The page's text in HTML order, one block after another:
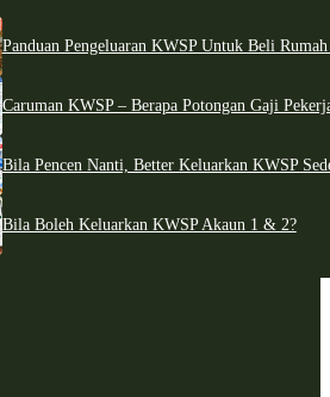
Panduan Pengeluaran KWSP Untuk Beli
Caruman KWSP – Berapa Potongan Gaji
Bila Pencen Nanti, Better Keluarkan KWSP
Bila Boleh Keluarkan KWSP Akaun 1 & 2?